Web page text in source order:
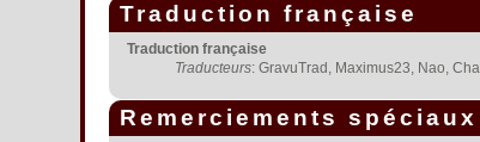
Traduction française
Traduction française
Traducteurs: GravuTrad, Maximus23, Nao,
Remerciements spéciaux